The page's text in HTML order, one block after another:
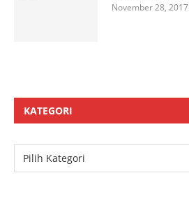
November 28, 2017
KATEGORI